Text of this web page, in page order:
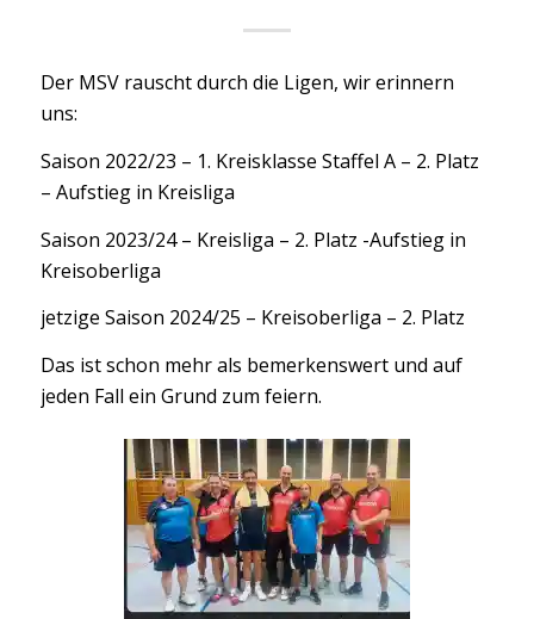
Der MSV rauscht durch die Ligen, wir erinnern
uns:
Saison 2022/23 – 1. Kreisklasse Staffel A – 2. Platz
– Aufstieg in Kreisliga
Saison 2023/24 – Kreisliga – 2. Platz -Aufstieg in
Kreisoberliga
jetzige Saison 2024/25 – Kreisoberliga – 2. Platz
Das ist schon mehr als bemerkenswert und auf
jeden Fall ein Grund zum feiern.